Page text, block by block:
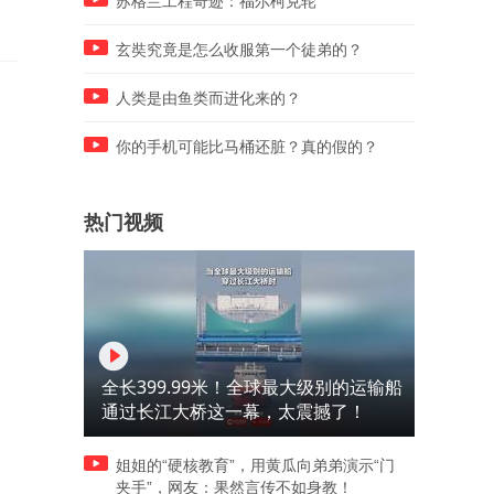
玄奘究竟是怎么收服第一个徒弟的？
人类是由鱼类而进化来的？
你的手机可能比马桶还脏？真的假的？
热门视频
全长399.99米！全球最大级别的运输船
通过长江大桥这一幕，太震撼了！
姐姐的“硬核教育”，用黄瓜向弟弟演示“门
夹手”，网友：果然言传不如身教！